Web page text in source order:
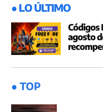
● LO ÚLTIMO
Códigos
agosto
● TOP